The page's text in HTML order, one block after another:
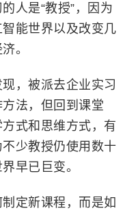
人是“教授”，因为
能世界以及改变几
。
，被派去企业实习
法，但回到课堂
式和思维方式，有
少教授仍使用数十
早已巨变。
定新课程，而是如